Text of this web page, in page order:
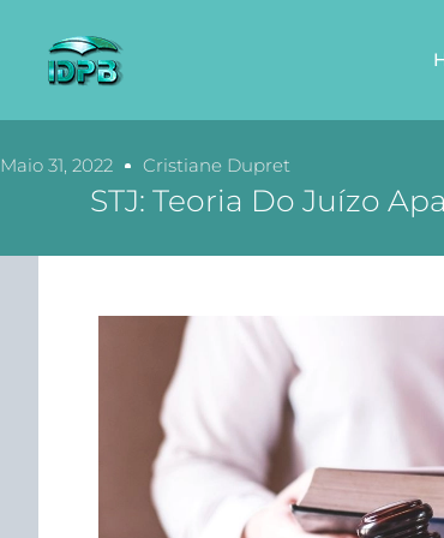
Maio 31, 2022 Cristiane Dupret
STJ: Teoria Do Juízo